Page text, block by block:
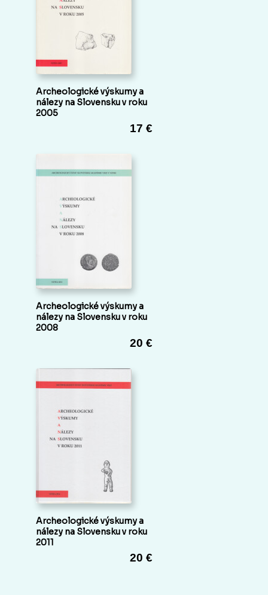
Archeologické výskumy a
nálezy na Slovensku v roku
2005
17 €
Archeologické výskumy a
nálezy na Slovensku v roku
2008
20 €
Archeologické výskumy a
nálezy na Slovensku v roku
2011
20 €